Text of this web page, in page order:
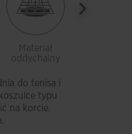
Materiał
oddychalny
do tenisa i
typu
na korcie.